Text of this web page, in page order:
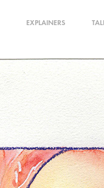
EXPLAINERS